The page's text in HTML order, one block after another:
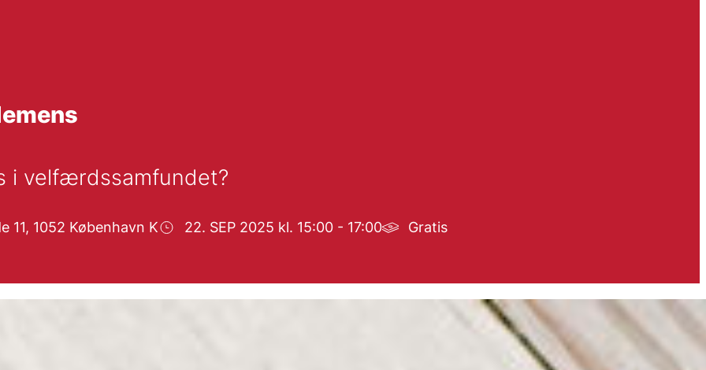
i velfærdssamfundet?
11, 1052 København K 22. SEP 2025 kl. 15:00 - 17:00 Gratis